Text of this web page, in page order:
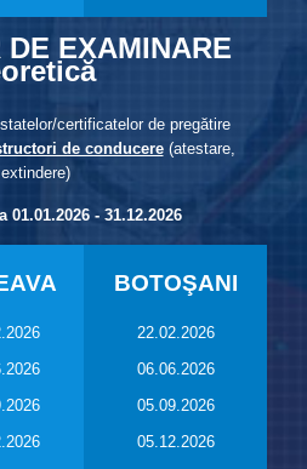
EXAMINARE
certificatelor de pregătire
de conducere(atestare,
extindere)
01.01.2026 - 31.12.2026
BOTOŞANI
22.02.2026
06.06.2026
05.09.2026
05.12.2026